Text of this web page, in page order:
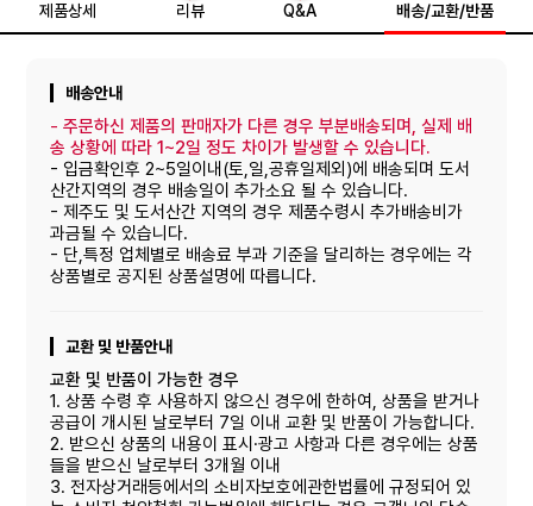
제품상세 리뷰 Q&A 배송/교환/반품
배송안내
-주문하신 제품의 판매자가 다른 경우 부분배송되며, 실제 배
송 상황에 따라 1~2일 정도 차이가 발생할 수 있습니다.
- 입금확인후 2~5일이내(토,일,공휴일제외)에 배송되며 도서
산간지역의 경우 배송일이 추가소요 될 수 있습니다.
- 제주도 및 도서산간 지역의 경우 제품수령시 추가배송비가
과금될 수 있습니다.
- 단,특정 업체별로 배송료 부과 기준을 달리하는 경우에는 각
상품별로 공지된 상품설명에 따릅니다.
교환 및 반품안내
교환 및 반품이 가능한 경우
1. 상품 수령 후 사용하지 않으신 경우에 한하여, 상품을 받거나
공급이 개시된 날로부터 7일 이내 교환 및 반품이 가능합니다.
2. 받으신 상품의 내용이 표시·광고 사항과 다른 경우에는 상품
들을 받으신 날로부터 3개월 이내
3. 전자상거래등에서의 소비자보호에관한법률에 규정되어 있